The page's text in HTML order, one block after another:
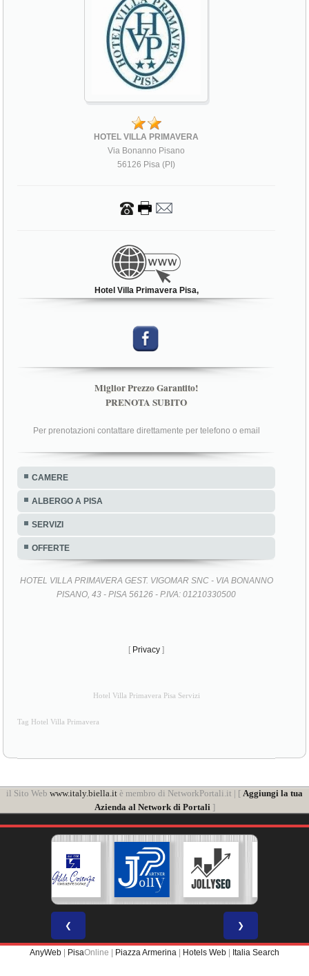
HOTEL VILLA PRIMAVERA
Via Bonanno Pisano
56126 Pisa (PI)
Hotel Villa Primavera Pisa,
Miglior Prezzo Garantito!
PRENOTA SUBITO
Per prenotazioni contattare direttamente per telefono o email
CAMERE
ALBERGO A PISA
SERVIZI
OFFERTE
HOTEL VILLA PRIMAVERA GEST. VIGOMAR SNC - VIA BONANNO
PISANO, 43 - PISA 56126 - P.IVA: 01210330500
[ Privacy ]
Hotel Villa Primavera Pisa Servizi
Tag Hotel Villa Primavera
il Sito Web www.italy.biella.it è membro di NetworkPortali.it | [ Aggiungi la tua
Azienda al Network di Portali ]
❮ ❯
AnyWeb | PisaOnline | Piazza Armerina | Hotels Web | Italia Search